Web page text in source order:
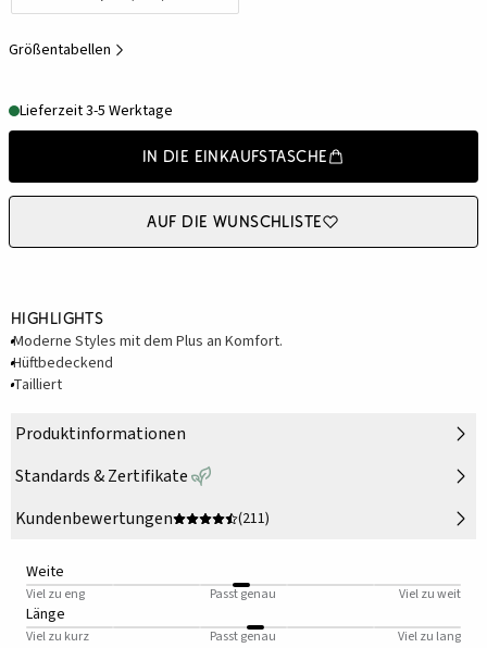
Größentabellen
Lieferzeit 3-5 Werktage
In die Einkaufstasche
Auf die Wunschliste
Highlights
Moderne Styles mit dem Plus an Komfort.
Hüftbedeckend
Tailliert
Produktinformationen
Standards & Zertifikate
Kundenbewertungen
(211)
Weite
Viel zu eng Passt genau Viel zu weit
Länge
Viel zu kurz Passt genau Viel zu lang